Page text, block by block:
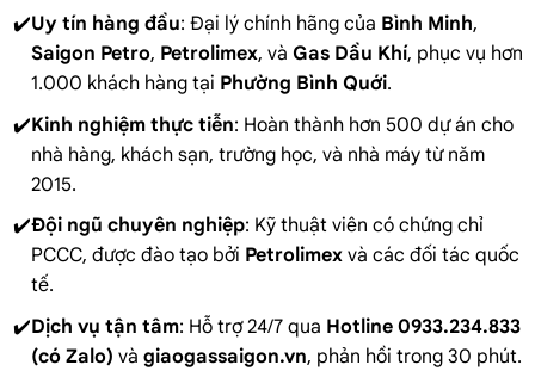
Uy tín hàng đầu: Đại lý chính hãng của Bình Minh,
Saigon Petro, Petrolimex, và Gas Dầu Khí, phục vụ hơn
1.000 khách hàng tại Phường Bình Quới.
Kinh nghiệm thực tiễn: Hoàn thành hơn 500 dự án cho
nhà hàng, khách sạn, trường học, và nhà máy từ năm
2015.
Đội ngũ chuyên nghiệp: Kỹ thuật viên có chứng chỉ
PCCC, được đào tạo bởi Petrolimexvà các đối tác quốc
tế.
Dịch vụ tận tâm: Hỗ trợ 24/7 qua Hotline 0933.234.833
(có Zalo) và giaogassaigon.vn, phản hồi trong 30 phút.